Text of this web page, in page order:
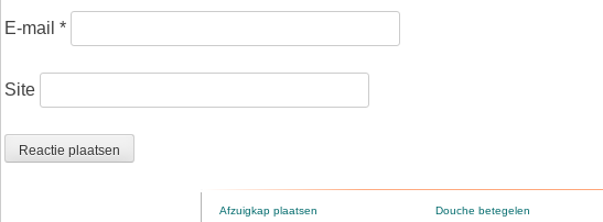
E-mail *
Site
Afzuigkap plaatsen Douche betegelen